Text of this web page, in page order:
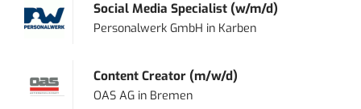
Social Media Specialist (w/m/d)
Personalwerk GmbH in Karben
Content Creator (m/w/d)
OAS AG in Bremen